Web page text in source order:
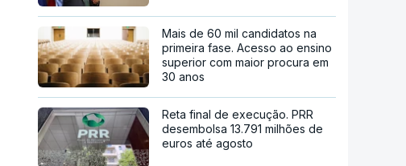
Mais de 60 mil candidatos na
primeira fase. Acesso ao ensino
superior com maior procura em
30 anos
Reta final de execução. PRR
desembolsa 13.791 milhões de
euros até agosto